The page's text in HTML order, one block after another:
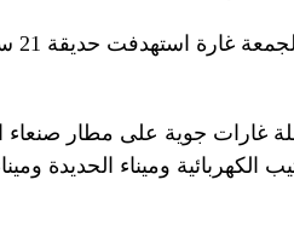
جوية على مطار صنعاء
وميناء الحديدة